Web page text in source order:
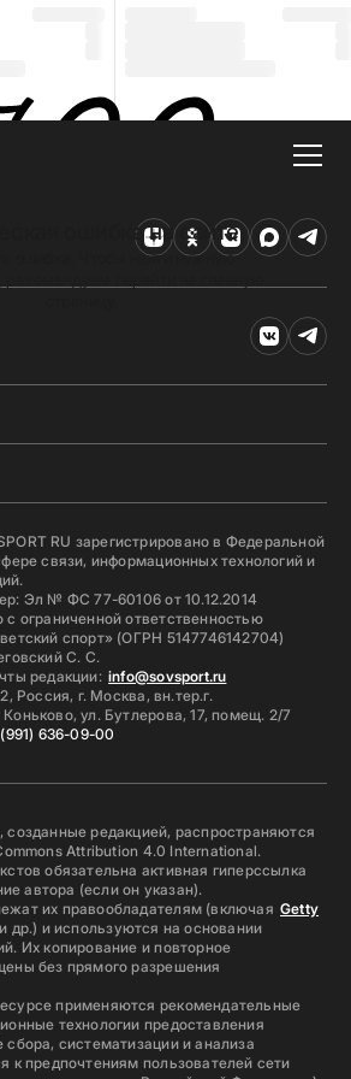
ошибка на сайте
ошибка. Чтобы найти нужную
RU зарегистрировано в Федеральной
связи, информационных технологий и
Эл № ФС 77-60106 от 10.12.2014
ограниченной ответственностью
спорт» (ОГРН 5147746142704)
С. С.
редакции: info@sovsport.ru
Россия, г. Москва, вн.тер.г.
ул. Бутлерова, 17, помещ. 2/7
636-09-00
редакцией, распространяются
Attribution 4.0 International.
обязательна активная гиперссылка
автора (если он указан).
их правообладателям (включая Getty
др.) и используются на основании
Их копирование и повторное
без прямого разрешения
применяются рекомендательные
технологии предоставления
систематизации и анализа
к предпочтениям пользователей сети